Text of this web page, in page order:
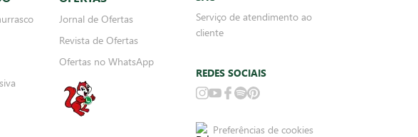
Jornal de Ofertas
Revista de Ofertas
Ofertas no WhatsApp
Serviço de atendimento ao
cliente
REDES SOCIAIS
Preferências de cookies